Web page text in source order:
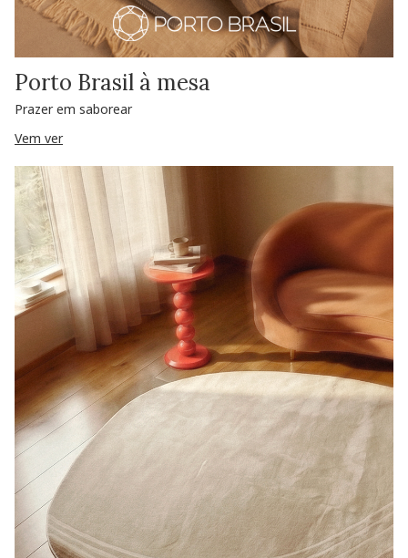
Porto Brasil à mesa
Prazer em saborear
Vem ver